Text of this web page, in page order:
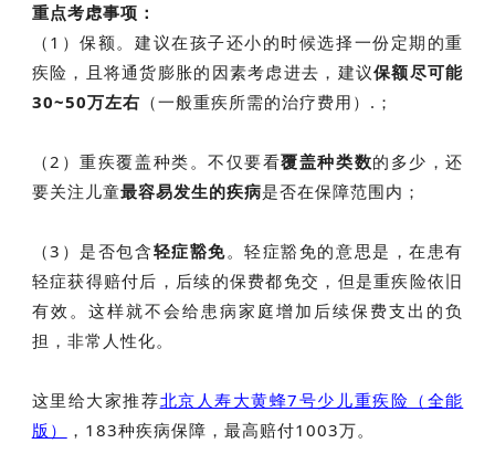
重点考虑事项：
（1）保额。建议在孩子还小的时候选择一份定期的重
疾险，且将通货膨胀的因素考虑进去，建议保额尽可能
30~50万左右 （一般重疾所需的治疗费用）.；
（2）重疾覆盖种类。不仅要看覆盖种类数的多少，还
要关注儿童最容易发生的疾病是否在保障范围内；
（3）是否包含轻症豁免。轻症豁免的意思是，在患有
轻症获得赔付后，后续的保费都免交，但是重疾险依旧
有效。这样就不会给患病家庭增加后续保费支出的负
担，非常人性化。
这里给大家推荐北京人寿大黄蜂7号少儿重疾险（全能
版）
，183种疾病保障，最高赔付1003万。